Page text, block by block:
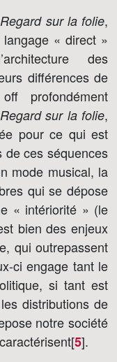
Regard sur la folie,
« direct »
des
différences de
profondément
Regard sur la folie,
pour ce qui est
de ces séquences
mode musical, la
qui se dépose
« intériorité » (le
bien des enjeux
qui outrepassent
ci engage tant le
si tant est
distributions de
notre société
5].